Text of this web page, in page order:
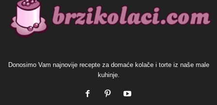
Donosimo Vam najnovije recepte za domaće kolače i torte iz naše male
kuhinje.